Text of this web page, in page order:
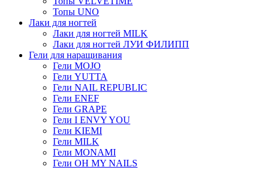
Топы UNO
Лаки для ногтей
Лаки для ногтей MILK
Лаки для ногтей ЛУИ ФИЛИПП
Гели для наращивания
Гели MOJO
Гели YUTTA
Гели NAIL REPUBLIC
Гели ENEF
Гели GRAPE
Гели I ENVY YOU
Гели KIEMI
Гели MILK
Гели MONAMI
Гели OH MY NAILS